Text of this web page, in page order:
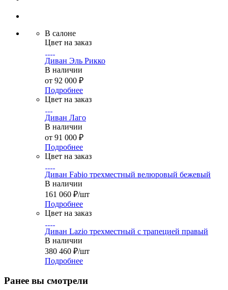
В салоне
Цвет на заказ
Диван Эль Рикко
В наличии
от 92 000 ₽
Подробнее
Цвет на заказ
Диван Лаго
В наличии
от 91 000 ₽
Подробнее
Цвет на заказ
Диван Fabio трехместный велюровый бежевый
В наличии
161 060 ₽/шт
Подробнее
Цвет на заказ
Диван Lazio трехместный с трапецией правый
В наличии
380 460 ₽/шт
Подробнее
Ранее вы смотрели